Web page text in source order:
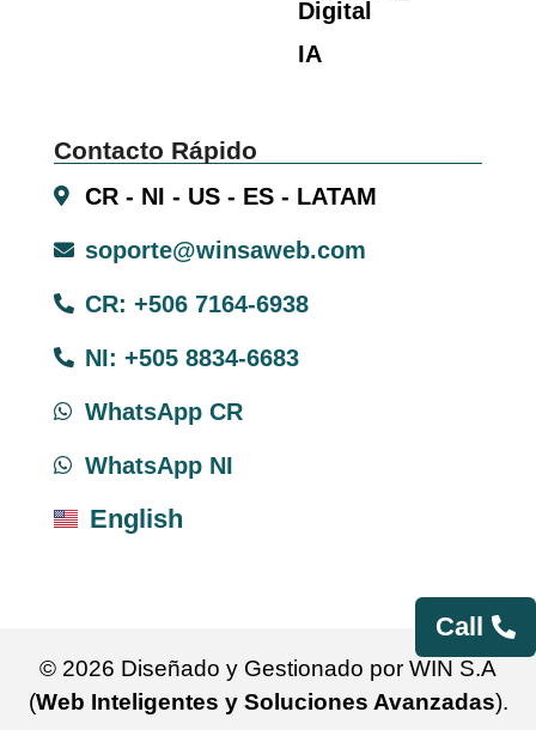
Digital
IA
Contacto Rápido
CR - NI - US - ES - LATAM
soporte@winsaweb.com
CR: +506 7164-6938
NI: +505 8834-6683
WhatsApp CR
WhatsApp NI
English
© 2026 Diseñado y Gestionado por WIN S.A
(Web Inteligentes y Soluciones Avanzadas).
Call